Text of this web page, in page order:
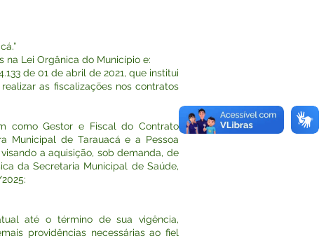
na Lei Orgânica do Município e:
de 01 de abril de 2021, que institui
as fiscalizações nos contratos
como Gestor e Fiscal do Contrato
Municipal de Tarauacá e a Pessoa
a aquisição, sob demanda, de
da Secretaria Municipal de Saúde,
até o término de sua vigência,
providências necessárias ao fiel